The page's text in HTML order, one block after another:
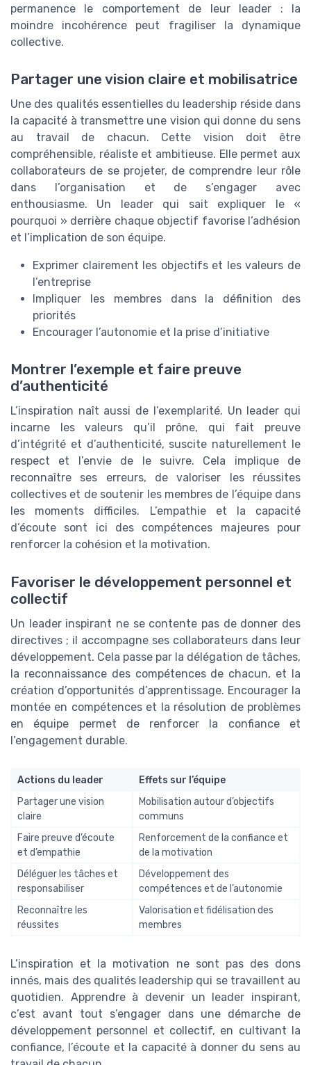
permanence le comportement de leur leader : la
moindre incohérence peut fragiliser la dynamique
collective.
Partager une vision claire et mobilisatrice
Une des qualités essentielles du leadership réside dans
la capacité à transmettre une vision qui donne du sens
au travail de chacun. Cette vision doit être
compréhensible, réaliste et ambitieuse. Elle permet aux
collaborateurs de se projeter, de comprendre leur rôle
dans l’organisation et de s’engager avec
enthousiasme. Un leader qui sait expliquer le «
pourquoi » derrière chaque objectif favorise l’adhésion
et l’implication de son équipe.
Exprimer clairement les objectifs et les valeurs de
l’entreprise
Impliquer les membres dans la définition des
priorités
Encourager l’autonomie et la prise d’initiative
Montrer l’exemple et faire preuve
d’authenticité
L’inspiration naît aussi de l’exemplarité. Un leader qui
incarne les valeurs qu’il prône, qui fait preuve
d’intégrité et d’authenticité, suscite naturellement le
respect et l’envie de le suivre. Cela implique de
reconnaître ses erreurs, de valoriser les réussites
collectives et de soutenir les membres de l’équipe dans
les moments difficiles. L’empathie et la capacité
d’écoute sont ici des compétences majeures pour
renforcer la cohésion et la motivation.
Favoriser le développement personnel et
collectif
Un leader inspirant ne se contente pas de donner des
directives ; il accompagne ses collaborateurs dans leur
développement. Cela passe par la délégation de tâches,
la reconnaissance des compétences de chacun, et la
création d’opportunités d’apprentissage. Encourager la
montée en compétences et la résolution de problèmes
en équipe permet de renforcer la confiance et
l’engagement durable.
Actions du leader
Effets sur l’équipe
Partager une vision
claire
Mobilisation autour d’objectifs
communs
Faire preuve d’écoute
et d’empathie
Renforcement de la confiance et
de la motivation
Déléguer les tâches et
responsabiliser
Développement des
compétences et de l’autonomie
Reconnaître les
réussites
Valorisation et fidélisation des
membres
L’inspiration et la motivation ne sont pas des dons
innés, mais des qualités leadership qui se travaillent au
quotidien. Apprendre à devenir un leader inspirant,
c’est avant tout s’engager dans une démarche de
développement personnel et collectif, en cultivant la
confiance, l’écoute et la capacité à donner du sens au